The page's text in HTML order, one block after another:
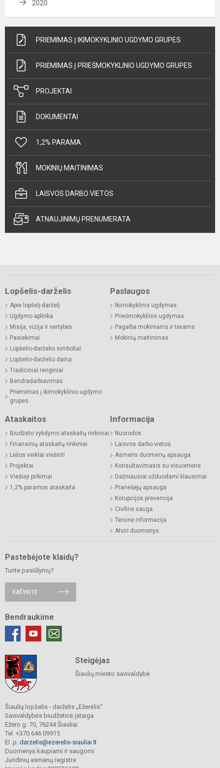
2020
PRIĖMIMAS Į IKIMOKYKLINIO UGDYMO GRUPES
PRIĖMIMAS Į PRIEŠMOKYKLINIO UGDYMO GRUPES
PROJEKTAI
DOKUMENTAI
1,2% PARAMA
MOKINIŲ MAITINIMAS
LAISVOS DARBO VIETOS
ATNAUJINIMŲ PRENUMERATA
Lopšelis-darželis
Apie lopšelį-darželį
Ugdymo aplinka
Misija, vizija ir vertybės
Pasiekimai
Lopšelio-darželio simboliai
Lopšelio-darželio daina
Tradiciniai renginiai
Bendradarbiavimas
Priėmimas į ikimokyklinio ugdymo
grupes
Paslaugos
Ikimokyklinis ugdymas
Priešmokyklinis ugdymas
Pagalba mokiniams ir tėvams
Mokinių maitinimas
Ataskaitos
Biudžeto vykdymo ataskaitų rinkiniai
Finansinių ataskaitų rinkiniai
Lėšos veiklai viešinti
Projektai
Viešieji pirkimai
1,2% paramos ataskaita
Informacija
Nuorodos
Laisvos darbo vietos
Asmens duomenų apsauga
Konsultavimasis su visuomene
Dažniausiai užduodami klausimai
Pranešėjų apsauga
Korupcijos prevencija
Civilinė sauga
Teisinė informacija
Atviri duomenys
Pastebėjote klaidų?
Turite pasiūlymų?
RAŠYKITE
Bendraukime
Steigėjas
Šiaulių miesto savivaldybė
Šiaulių lopšelis - darželis „Ežerėlis“
Savivaldybės biudžetinė įstaiga
Ežero g. 70, 76244 Šiauliai
Tel. +370 646 09915
El. p. darzelis@ezerelis-siauliai.lt
Duomenys kaupiami ir saugomi
Juridinių asmenų registre